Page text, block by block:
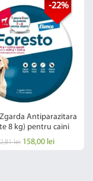
-22%
Antiparazitara
8 kg) pentru caini
lei 158,00 lei